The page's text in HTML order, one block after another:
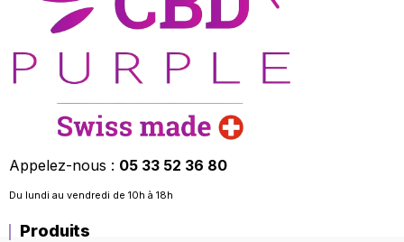
Appelez-nous : 05 33 52 36 80
Du lundi au vendredi de 10h à 18h
Produits